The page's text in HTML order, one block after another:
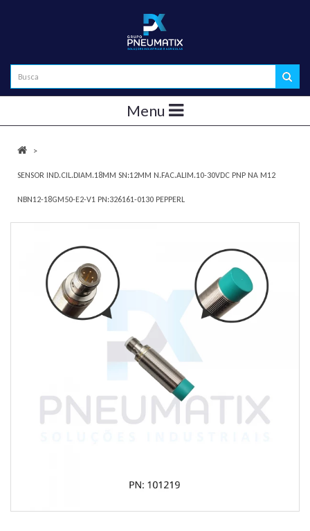
Menu
SENSOR IND.CIL.DIAM.18MM SN:12MM N.FAC.ALIM.10-30VDC PNP NA M12
NBN12-18GM50-E2-V1 PN:326161-0130 PEPPERL